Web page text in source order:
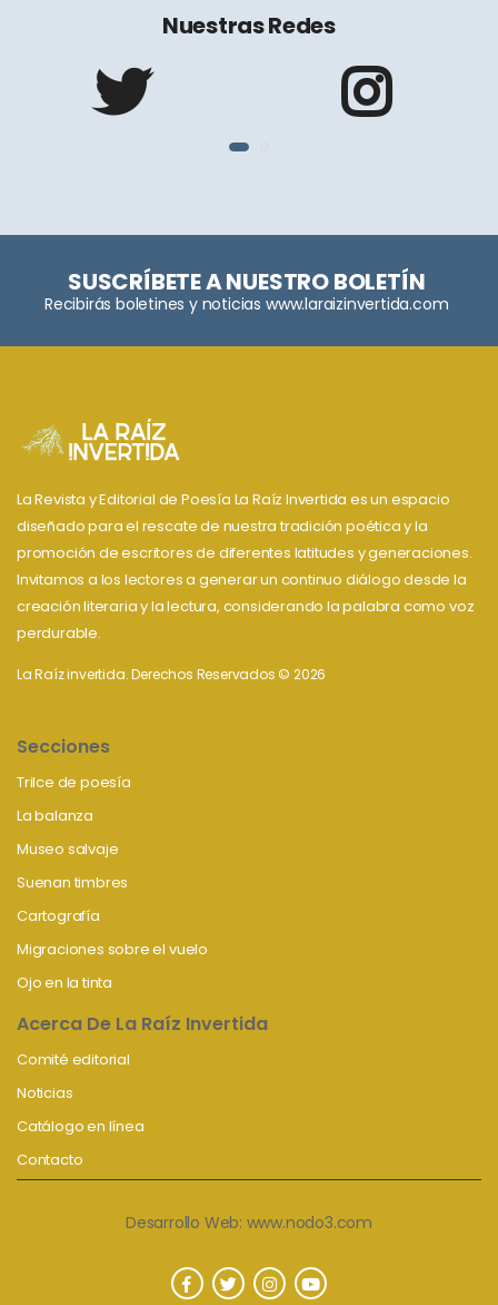
Nuestras Redes
SUSCRÍBETE A NUESTRO BOLETÍN
Recibirás boletines y noticias www.laraizinvertida.com
La Revista y Editorial de Poesía La Raíz Invertida es un espacio
diseñado para el rescate de nuestra tradición poética y la
promoción de escritores de diferentes latitudes y generaciones.
Invitamos a los lectores a generar un continuo diálogo desde la
creación literaria y la lectura, considerando la palabra como voz
perdurable.
La Raíz invertida. Derechos Reservados © 2026
Secciones
Trilce de poesía
La balanza
Museo salvaje
Suenan timbres
Cartografía
Migraciones sobre el vuelo
Ojo en la tinta
Acerca De La Raíz Invertida
Comité editorial
Noticias
Catálogo en línea
Contacto
Desarrollo Web: www.nodo3.com